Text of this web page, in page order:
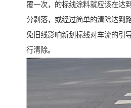
覆一次，的标线涂料就应该在达
分剥落，或经过简单的清除达到
免旧线影响新划标线对车流的引
行清除。